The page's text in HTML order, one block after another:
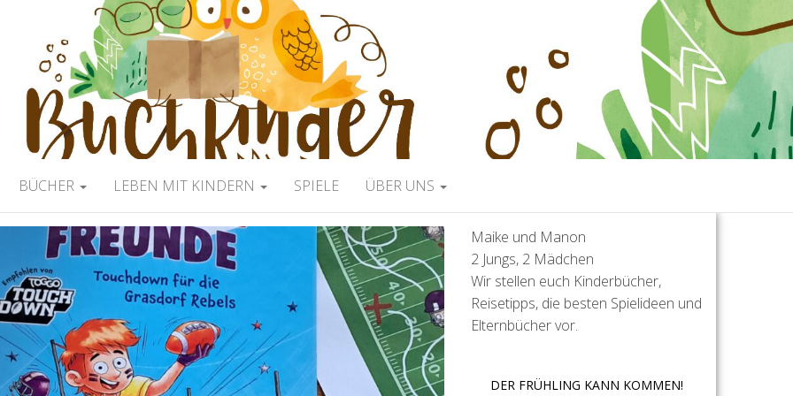
BÜCHER LEBEN MIT KINDERN SPIELE ÜBER UNS
Maike und Manon
2 Jungs, 2 Mädchen
Wir stellen euch Kinderbücher,
Reisetipps, die besten Spielideen und
Elternbücher vor.
DER FRÜHLING KANN KOMMEN!